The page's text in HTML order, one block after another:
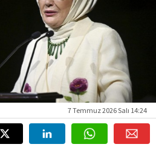
7 Temmuz 2026 Salı 14:24